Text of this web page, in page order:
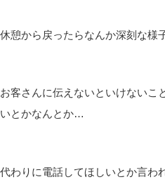
休憩から戻ったらなんか深刻な様
お客さんに伝えないといけないこ
いとかなんとか…
代わりに電話してほしいとか言わ